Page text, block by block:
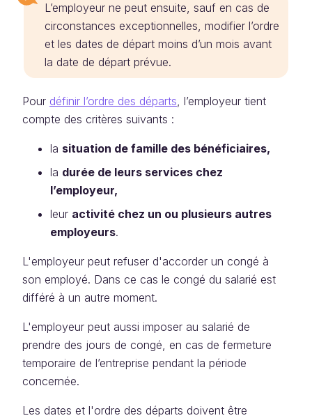
L’employeur ne peut ensuite, sauf en cas de
circonstances exceptionnelles, modifier l’ordre
et les dates de départ moins d’un mois avant
la date de départ prévue.
Pour définir l’ordre des départs, l’employeur tient
compte des critères suivants :
la situation de famille des bénéficiaires,
la durée de leurs services chez
l’employeur,
leur activité chez un ou plusieurs autres
employeurs.
L'employeur peut refuser d'accorder un congé à
son employé. Dans ce cas le congé du salarié est
différé à un autre moment.
L'employeur peut aussi imposer au salarié de
prendre des jours de congé, en cas de fermeture
temporaire de l’entreprise pendant la période
concernée.
Les dates et l'ordre des départs doivent être